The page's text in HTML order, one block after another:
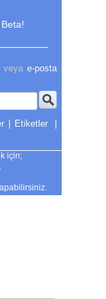
Beta!
veya e-posta
| Etiketler
|
için;